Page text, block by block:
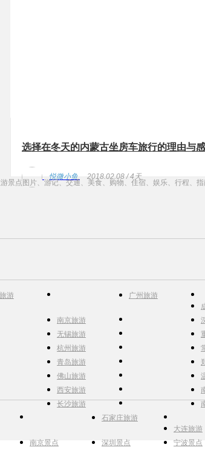
选择在冬天的内蒙古坐房车旅行的理由与
悦微小鱼 2018.02.08 / 4天
景点图片、游记、交通、美食、购物、住宿、娱乐、行程、
游
广州旅游
南京旅游
无锡旅游
杭州旅游
青岛旅游
佛山旅游
西安旅游
长沙旅游
石家庄旅游
大连旅游
南京景点 深圳景点 宁波景点